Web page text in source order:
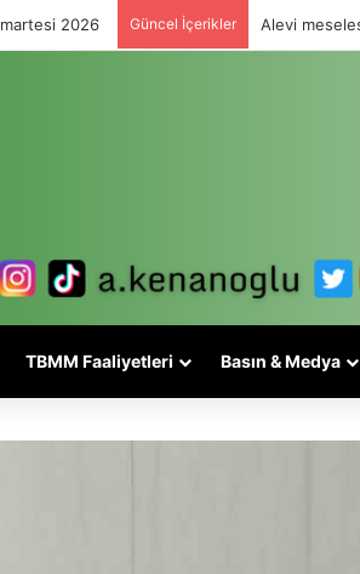
2026 Güncel İçerikler Alevi
TBMM Faaliyetleri Basın & Medya